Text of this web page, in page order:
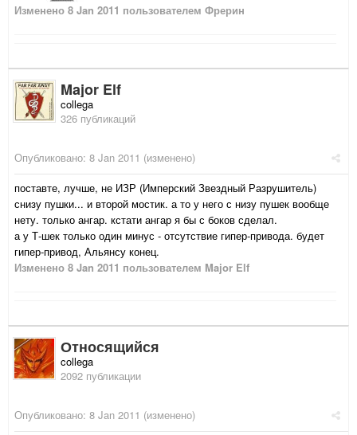
Изменено 8 Jan 2011 пользователем Фрерин
Major Elf
collega
326 публикаций
Опубликовано: 8 Jan 2011 (изменено)
поставте, лучше, не ИЗР (Имперский Звездный Разрушитель)
снизу пушки... и второй мостик. а то у него с низу пушек вообще
нету. только ангар. кстати ангар я бы с боков сделал.
а у Т-шек только один минус - отсутствие гипер-привода. будет
гипер-привод, Альянсу конец.
Изменено 8 Jan 2011 пользователем Major Elf
Относящийся
collega
2092 публикации
Опубликовано: 8 Jan 2011 (изменено)